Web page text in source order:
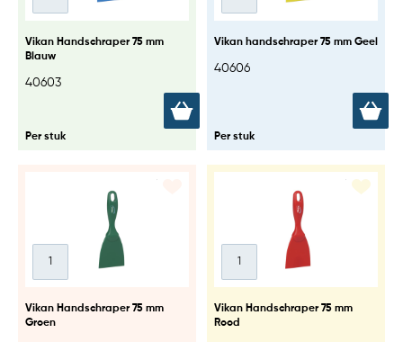
Vikan Handschraper 75 mm
Blauw
40603
Per stuk
Vikan handschraper 75 mm Geel
40606
Per stuk
Vikan Handschraper 75 mm
Groen
Vikan Handschraper 75 mm
Rood